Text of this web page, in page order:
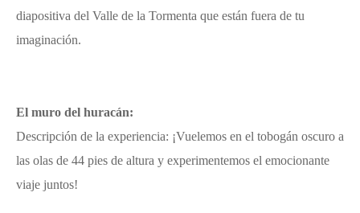
diapositiva del Valle de la Tormenta que están fuera de tu
imaginación.
El muro del huracán:
Descripción de la experiencia: ¡Vuelemos en el tobogán oscuro a
las olas de 44 pies de altura y experimentemos el emocionante
viaje juntos!